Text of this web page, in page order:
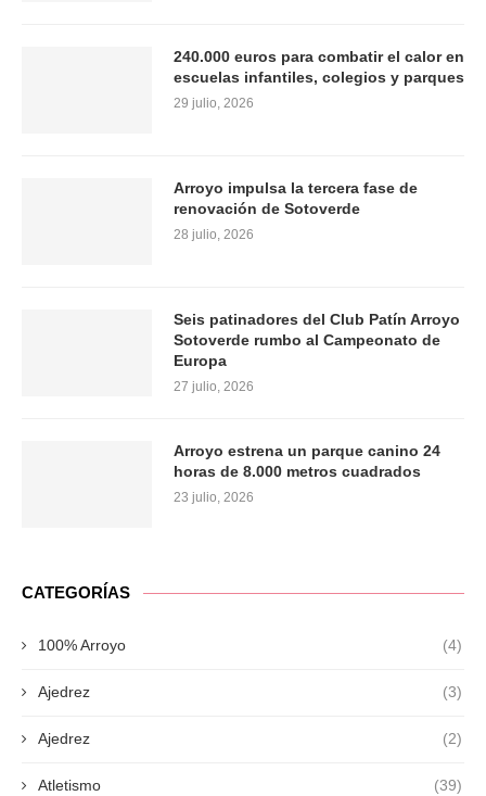
240.000 euros para combatir el calor en
escuelas infantiles, colegios y parques
29 julio, 2026
Arroyo impulsa la tercera fase de
renovación de Sotoverde
28 julio, 2026
Seis patinadores del Club Patín Arroyo
Sotoverde rumbo al Campeonato de
Europa
27 julio, 2026
Arroyo estrena un parque canino 24
horas de 8.000 metros cuadrados
23 julio, 2026
CATEGORÍAS
100% Arroyo (4)
Ajedrez (3)
Ajedrez (2)
Atletismo (39)